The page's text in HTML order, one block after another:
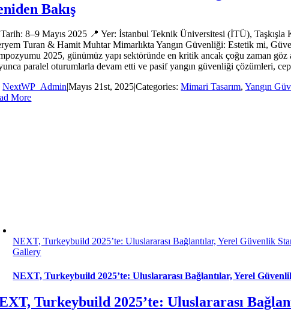
Bakış
8–9 Mayıs 2025 📍 Yer: İstanbul Teknik Üniversitesi (İTÜ), Taşkışla
Turan & Hamit Muhtar Mimarlıkta Yangın Güvenliği: Estetik mi,
2025, günümüz yapı sektöründe en kritik ancak çoğu zaman
paralel oturumlarla devam etti ve pasif yangın güvenliği çözümleri,
NextWP_Admin|Mayıs 21st, 2025|Categories:Mimari Tasarım,Yangın
More
NEXT, Turkeybuild 2025’te: Uluslararası Bağlantılar, Yerel Güvenlik
Gallery
NEXT, Turkeybuild 2025’te: Uluslararası Bağlantılar, Yerel
Turkeybuild 2025’te: Uluslararası